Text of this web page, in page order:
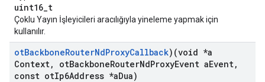
uint16_t
Çoklu Yayın İşleyicileri aracılığıyla yineleme yapmak için
kullanılır.
otBackboneRouterNdProxyCallback)(void *a
Context, otBackboneRouterNdProxyEvent aEvent,
const otIp6Address *aDua)